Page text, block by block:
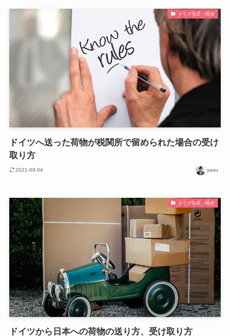
ドイツ生活・移住
ドイツへ送った荷物が税関所で留められた場合の受け
取り方
2021-09-04 yasu
ドイツ生活・移住
ドイツから日本への荷物の送り方、受け取り方